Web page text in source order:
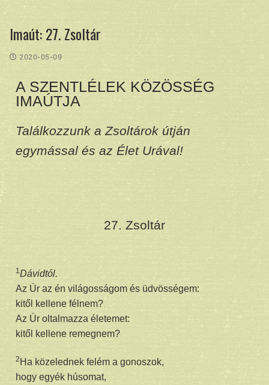
Imaút: 27. Zsoltár
2020-05-09
A SZENTLÉLEK KÖZÖSSÉG
IMAÚTJA
Találkozzunk a Zsoltárok útján
egymással és az Élet Urával!
27. Zsoltár
1 Dávidtól.
Az Úr az én világosságom és üdvösségem:
kitől kellene félnem?
Az Úr oltalmazza életemet:
kitől kellene remegnem?
2 Ha közelednek felém a gonoszok,
hogy egyék húsomat,